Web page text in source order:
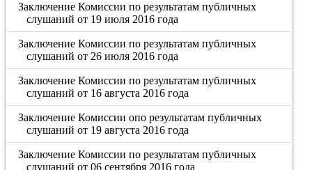
Заключение Комиссии по результатам публичных
слушаний от 19 июля 2016 года
Заключение Комиссии по результатам публичных
слушаний от 26 июля 2016 года
Заключение Комиссии по результатам публичных
слушаний от 16 августа 2016 года
Заключение Комиссии опо результатам публичных
слушаний от 19 августа 2016 года
Заключение Комиссии по результатам публичных
слушаний от 06 сентября 2016 года